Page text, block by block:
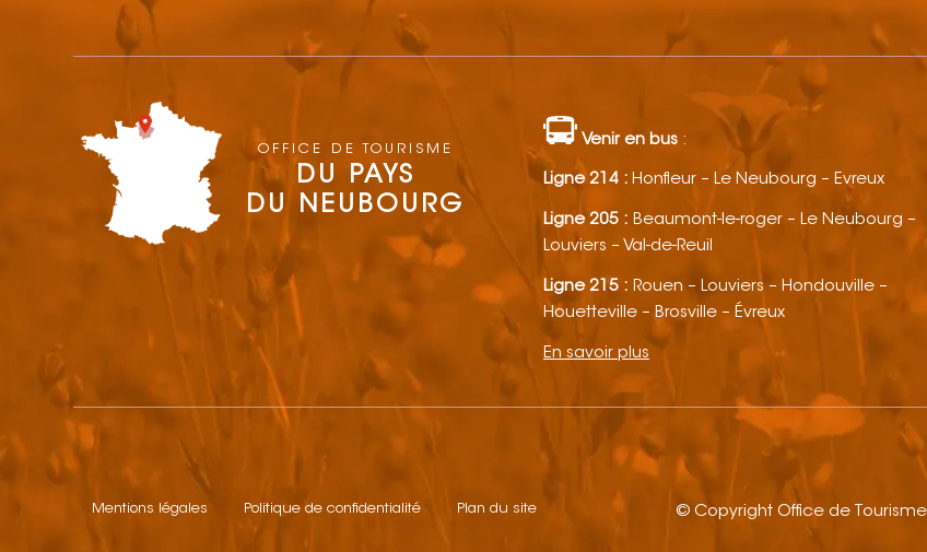
OFFICE DE TOURISME
DU PAYS
DU NEUBOURG
Venir en bus :
Ligne 214 : Honfleur – Le Neubourg – Evreux
Ligne 205 : Beaumont-le-roger – Le Neubourg –
Louviers – Val-de-Reuil
Ligne 215 : Rouen – Louviers – Hondouville –
Houetteville – Brosville – Évreux
En savoir plus
Mentions légales Politique de confidentialité Plan du site © Copyright Office de